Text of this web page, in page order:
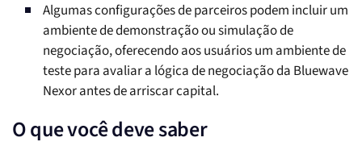
Algumas configurações de parceiros podem incluir um
ambiente de demonstração ou simulação de
negociação, oferecendo aos usuários um ambiente de
teste para avaliar a lógica de negociação da Bluewave
Nexor antes de arriscar capital.
O que você deve saber